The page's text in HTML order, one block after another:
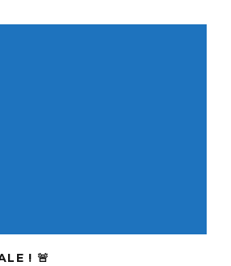
! 🚨